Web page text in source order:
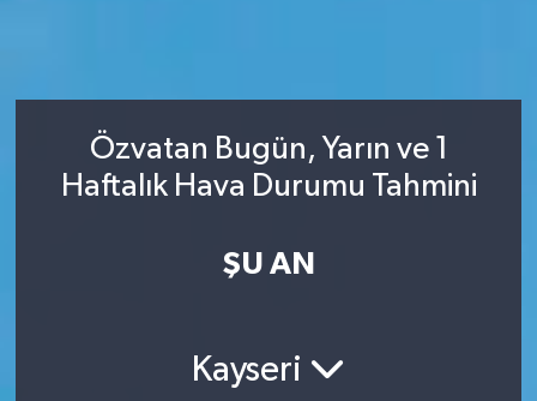
Özvatan Bugün, Yarın ve 1
Haftalık Hava Durumu Tahmini
ŞU AN
Kayseri